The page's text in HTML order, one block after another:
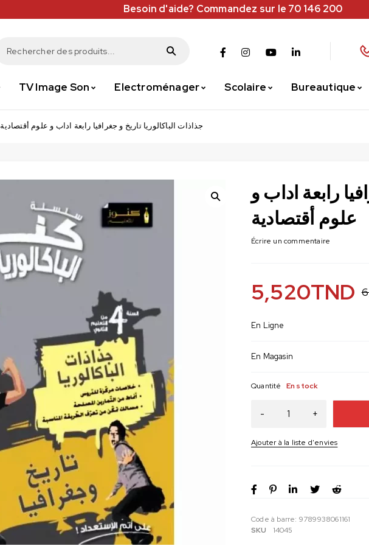
Besoin d'aide? Commandez sur le 70 146 200
TV Image Son Electroménager Scolaire Bureautique
جذاذات الباكالوريا تاريخ و جغرافيا رابعة اداب و علوم أقتصادية
رابعة اداب و
علوم أقتصادية
Écrire un commentaire
5,520TND
En Ligne
En Magasin
Quantité En stock
Code à barre: 9789938061161
SKU
14045